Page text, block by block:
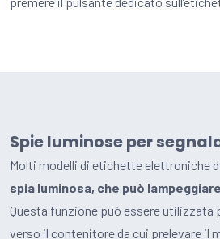
Spie luminose per
Molti modelli di etichette elettroniche
spia luminosa, che può
Questa funzione può essere utilizzata
verso il contenitore da cui prelevare il